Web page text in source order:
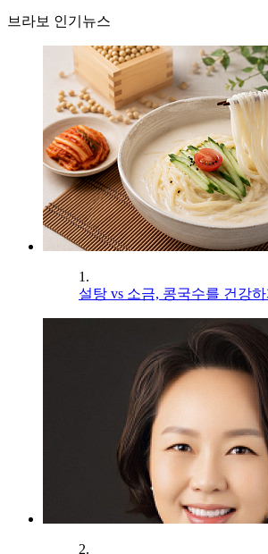
브라보 인기뉴스
1.
설탕 vs 소금, 콩국수를 건강
2.